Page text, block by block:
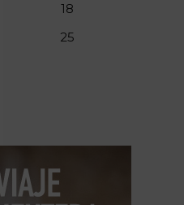
18
25